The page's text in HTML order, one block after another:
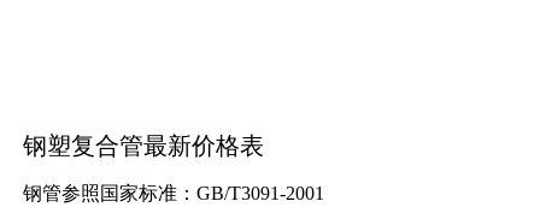
钢塑复合管最新价格表
钢管参照国家标准：GB/T3091-2001